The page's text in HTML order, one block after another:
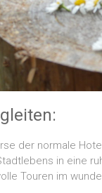
der normale
in eine
Touren im